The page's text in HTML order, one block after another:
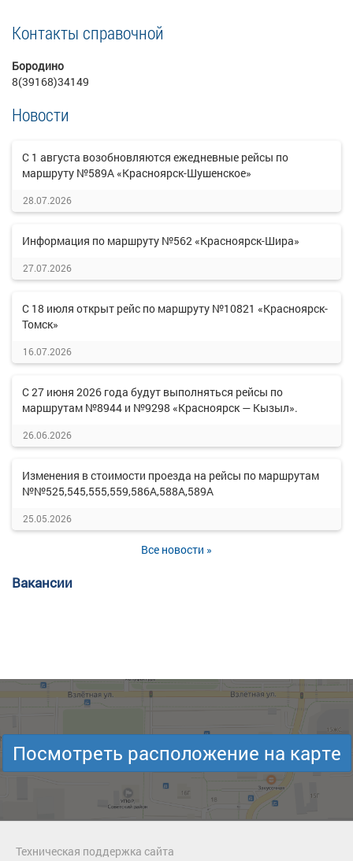
Контакты справочной
Бородино
8(39168)34149
Новости
С 1 августа возобновляются ежедневные рейсы по
маршруту №589А «Красноярск-Шушенское»
28.07.2026
Информация по маршруту №562 «Красноярск-Шира»
27.07.2026
С 18 июля открыт рейс по маршруту №10821 «Красноярск-
Томск»
16.07.2026
С 27 июня 2026 года будут выполняться рейсы по
маршрутам №8944 и №9298 «Красноярск — Кызыл».
26.06.2026
Изменения в стоимости проезда на рейсы по маршрутам
№№525,545,555,559,586А,588А,589А
25.05.2026
Все новости »
Вакансии
Посмотреть расположение на карте
Техническая поддержка сайта